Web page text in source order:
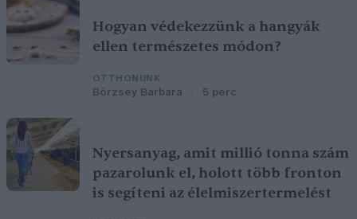
Hogyan védekezzünk a hangyák
ellen természetes módon?
OTTHONUNK
Börzsey Barbara 5 perc
Nyersanyag, amit millió tonna szám
pazarolunk el, holott több fronton
is segíteni az élelmiszertermelést